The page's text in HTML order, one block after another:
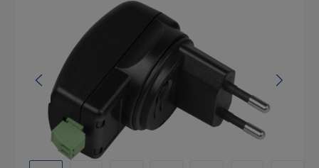
Omitir galería de imágenes